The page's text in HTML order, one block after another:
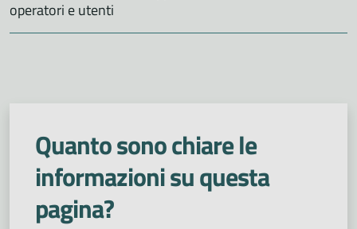
operatori e utenti
Quanto sono chiare le
informazioni su questa
pagina?